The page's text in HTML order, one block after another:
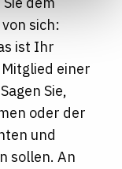
sich:
ist Ihr
einer
Sie,
oder der
und
sollen. An